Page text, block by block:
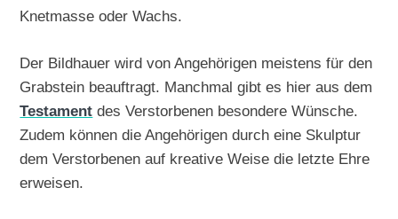
Knetmasse oder Wachs.
Der Bildhauer wird von Angehörigen meistens für den
Grabstein beauftragt. Manchmal gibt es hier aus dem
Testament des Verstorbenen besondere Wünsche.
Zudem können die Angehörigen durch eine Skulptur
dem Verstorbenen auf kreative Weise die letzte Ehre
erweisen.